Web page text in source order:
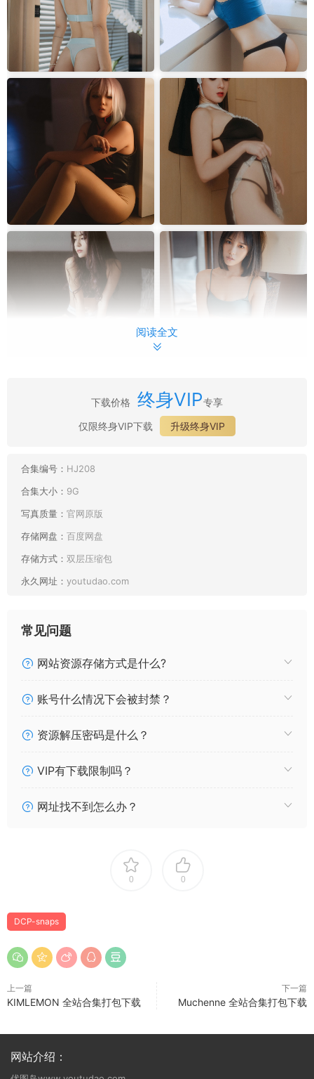
阅读全文
下载价格 终身VIP专享
仅限终身VIP下载
升级终身VIP
合集编号： HJ208
合集大小： 9G
写真质量： 官网原版
存储网盘： 百度网盘
存储方式： 双层压缩包
永久网址： youtudao.com
常见问题
网站资源存储方式是什么?
账号什么情况下会被封禁？
资源解压密码是什么？
VIP有下载限制吗？
网址找不到怎么办？
0 0
DCP-snaps
上一篇
KIMLEMON 全站合集打包下载
下一篇
Muchenne 全站合集打包下载
网站介绍：